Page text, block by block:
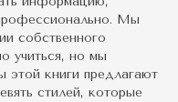
Мы
собственного
учиться, но мы
этой книги предлагают
стилей, которые